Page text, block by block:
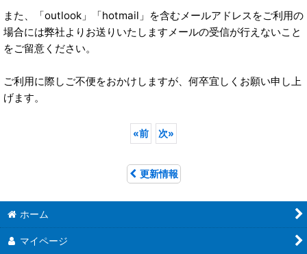
また、「outlook」「hotmail」を含むメールアドレスをご利用の
場合には弊社よりお送りいたしますメールの受信が行えないこと
をご留意ください。
ご利用に際しご不便をおかけしますが、何卒宜しくお願い申し上
げます。
«前 次»
更新情報
ホーム
マイページ